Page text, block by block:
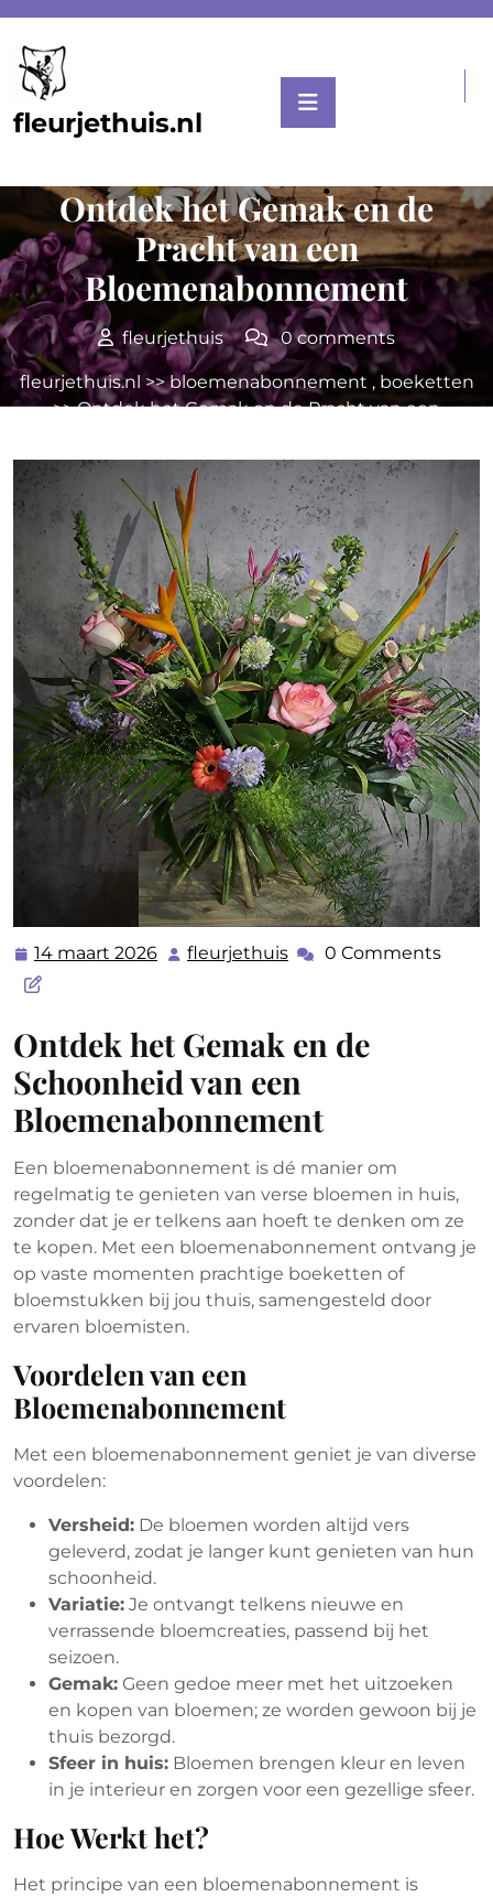
content
fleurjethuis.nl
Ontdek het Gemak en de
Pracht van een
Bloemenabonnement
fleurjethuis 0 comments
fleurjethuis.nl >>bloemenabonnement , boeketten
>> Ontdek het Gemak en de Pracht van een
14 maart 2026 14 fleurjethuis fleurjethuis
0 Comments
Ontdek het Gemak en de
Schoonheid van een
Bloemenabonnement
Een bloemenabonnement is dé manier om
regelmatig te genieten van verse bloemen in huis,
zonder dat je er telkens aan hoeft te denken om ze
te kopen. Met een bloemenabonnement ontvang je
op vaste momenten prachtige boeketten of
bloemstukken bij jou thuis, samengesteld door
ervaren bloemisten.
Voordelen van een
Bloemenabonnement
Met een bloemenabonnement geniet je van diverse
voordelen:
Versheid: De bloemen worden altijd vers
geleverd, zodat je langer kunt genieten van hun
schoonheid.
Variatie: Je ontvangt telkens nieuwe en
verrassende bloemcreaties, passend bij het
seizoen.
Gemak: Geen gedoe meer met het uitzoeken
en kopen van bloemen; ze worden gewoon bij je
thuis bezorgd.
Sfeer in huis: Bloemen brengen kleur en leven
in je interieur en zorgen voor een gezellige sfeer.
Hoe Werkt het?
Het principe van een bloemenabonnement is